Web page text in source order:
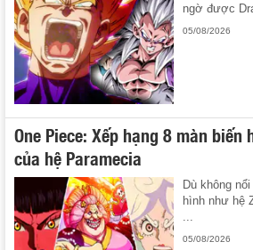
ngờ được
05/08/2026
One Piece: Xếp hạng 8 màn
của hệ Paramecia
Dù không
hình như hệ
05/08/2026